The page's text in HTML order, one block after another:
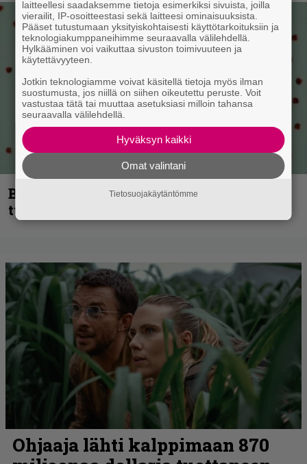
Blind Channel palaa rytinällä –
tuplasingle videoineen julki
laitteellesi saadaksemme tietoja esimerkiksi sivuista, joilla
vierailit, IP-osoitteestasi sekä laitteesi ominaisuuksista.
Pääset tutustumaan yksityiskohtaisesti käyttötarkoituksiin ja
teknologiakumppaneihimme seuraavalla välilehdellä.
Hylkääminen voi vaikuttaa sivuston toimivuuteen ja
käytettävyyteen.
Jotkin teknologiamme voivat käsitellä tietoja myös ilman
suostumusta, jos niillä on siihen oikeutettu peruste. Voit
vastustaa tätä tai muuttaa asetuksiasi milloin tahansa
seuraavalla välilehdellä.
Hyväksyn kaikki
Omat valintani
Tietosuojakäytäntömme